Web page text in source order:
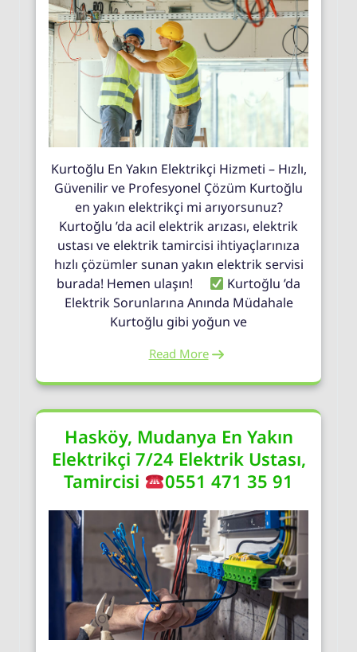
Kurtoğlu En Yakın Elektrikçi Hizmeti – Hızlı,
Güvenilir ve Profesyonel Çözüm Kurtoğlu
en yakın elektrikçi mi arıyorsunuz?
Kurtoğlu ’da acil elektrik arızası, elektrik
ustası ve elektrik tamircisi ihtiyaçlarınıza
hızlı çözümler sunan yakın elektrik servisi
burada! Hemen ulaşın!
Kurtoğlu ’da
Elektrik Sorunlarına Anında Müdahale
Kurtoğlu gibi yoğun ve
Read More
Hasköy, Mudanya En Yakın
Elektrikçi 7/24 Elektrik Ustası,
Tamircisi
0551 471 35 91